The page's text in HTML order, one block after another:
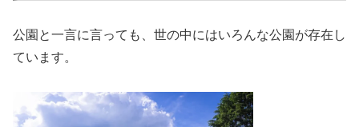
公園と一言に言っても、世の中にはいろんな公園が存在し
ています。